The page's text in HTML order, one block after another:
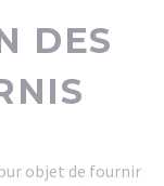
DES
objet de fournir